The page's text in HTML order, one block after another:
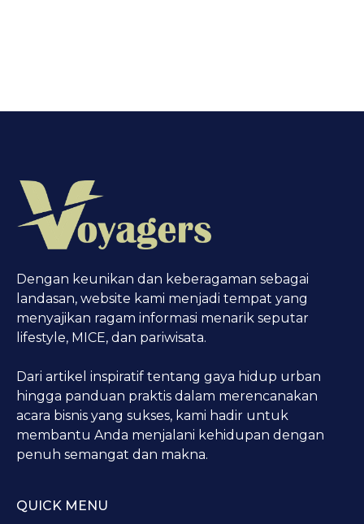
Dengan keunikan dan keberagaman sebagai
landasan, website kami menjadi tempat yang
menyajikan ragam informasi menarik seputar
lifestyle, MICE, dan pariwisata.
Dari artikel inspiratif tentang gaya hidup urban
hingga panduan praktis dalam merencanakan
acara bisnis yang sukses, kami hadir untuk
membantu Anda menjalani kehidupan dengan
penuh semangat dan makna.
QUICK MENU